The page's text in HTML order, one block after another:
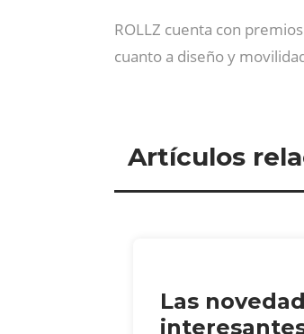
ROLLZ cuenta con
cuanto a diseño y
Artículos
Las